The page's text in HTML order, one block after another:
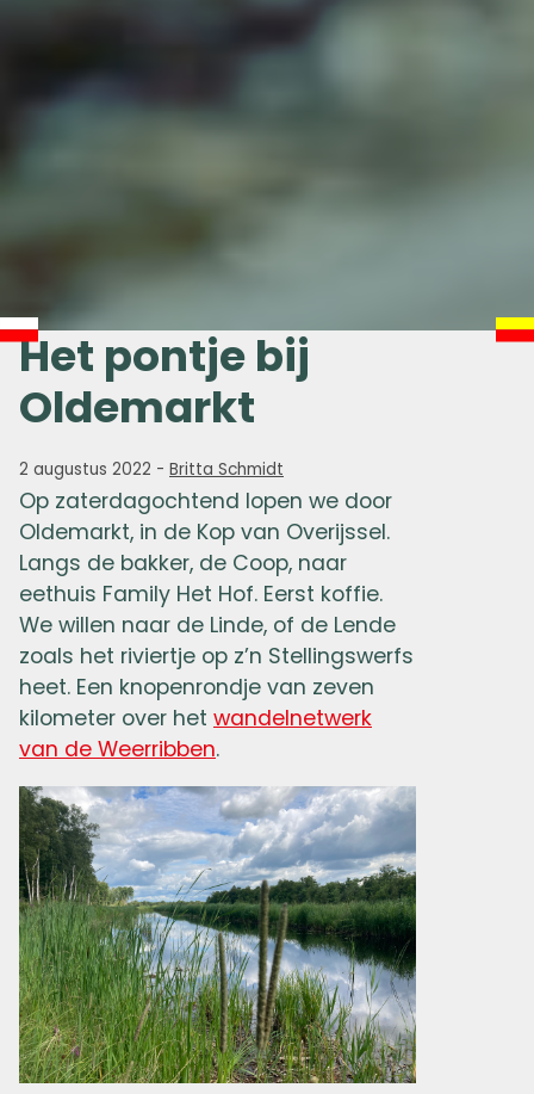
Het pontje bij
Oldemarkt
2 augustus 2022 - Britta Schmidt
Op zaterdagochtend lopen we door
Oldemarkt, in de Kop van Overijssel.
Langs de bakker, de Coop, naar
eethuis Family Het Hof. Eerst koffie.
We willen naar de Linde, of de Lende
zoals het riviertje op z’n Stellingswerfs
heet. Een knopenrondje van zeven
kilometer over het wandelnetwerk
van de Weerribben.